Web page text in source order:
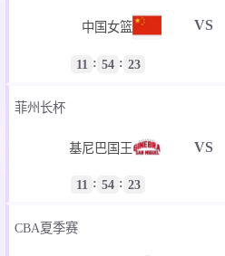
中国女篮 VS
11 : 54 : 23
菲州长杯
基尼巴国王 VS
11 : 54 : 23
CBA夏季赛